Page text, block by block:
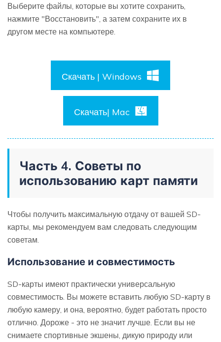
Выберите файлы, которые вы хотите сохранить,
нажмите "Восстановить", а затем сохраните их в
другом месте на компьютере.
Скачать | Windows
Скачать| Mac
Часть 4. Советы по
использованию карт памяти
Чтобы получить максимальную отдачу от вашей SD-
карты, мы рекомендуем вам следовать следующим
советам.
Использование и совместимость
SD-карты имеют практически универсальную
совместимость. Вы можете вставить любую SD-карту в
любую камеру, и она, вероятно, будет работать просто
отлично. Дороже - это не значит лучше. Если вы не
снимаете спортивные экшены, дикую природу или